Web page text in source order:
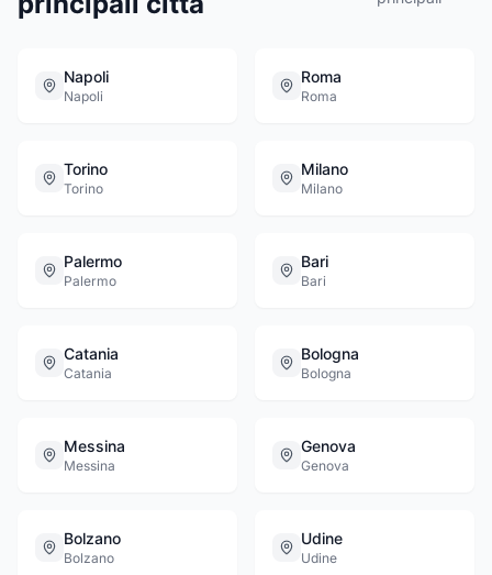
Napoli
Napoli
Roma
Roma
Torino
Torino
Milano
Milano
Palermo
Palermo
Bari
Bari
Catania
Catania
Bologna
Bologna
Messina
Messina
Genova
Genova
Bolzano
Bolzano
Udine
Udine